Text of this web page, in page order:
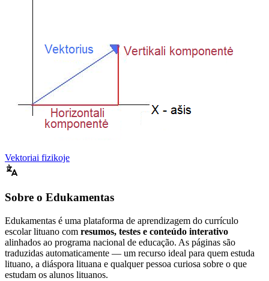
Vektoriai fizikoje
Sobre o Edukamentas
Edukamentas é uma plataforma de aprendizagem do currículo
escolar lituano com resumos, testes e conteúdo interativo
alinhados ao programa nacional de educação. As páginas são
traduzidas automaticamente — um recurso ideal para quem estuda
lituano, a diáspora lituana e qualquer pessoa curiosa sobre o que
estudam os alunos lituanos.